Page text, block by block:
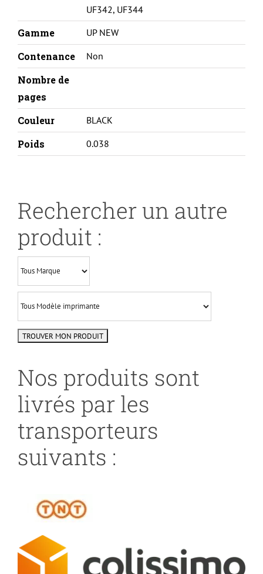
UF342, UF344
Gamme UP NEW
Contenance Non
Nombre de
pages
Couleur
BLACK
Poids 0.038
Rechercher un autre
produit :
Nos produits sont
livrés par les
transporteurs
suivants :